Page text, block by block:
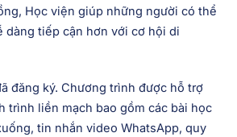
Học viện giúp những người có thể
dàng tiếp cận hơn với cơ hội di
đăng ký. Chương trình được hỗ trợ
trình liền mạch bao gồm các bài học
tin nhắn video WhatsApp, quy